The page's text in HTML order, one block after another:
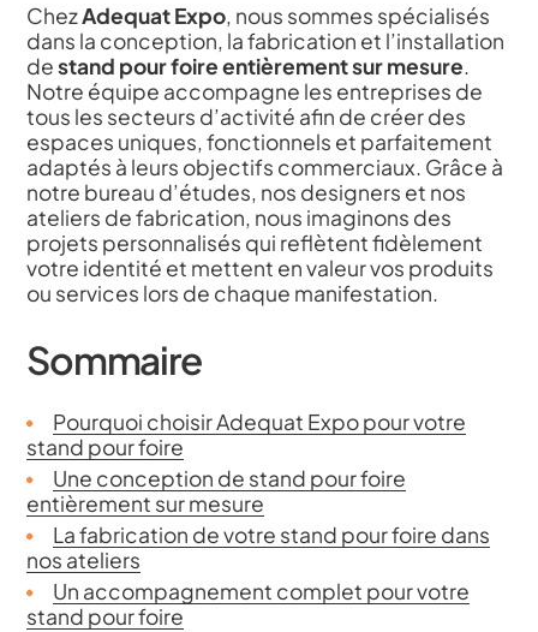
ChezAdequat Expo, nous sommes spécialisés
dans la conception, la fabrication et l’installation
destand pour foire entièrement sur mesure.
Notre équipe accompagne les entreprises de
tous les secteurs d’activité afin de créer des
espaces uniques, fonctionnels et parfaitement
adaptés à leurs objectifs commerciaux. Grâce à
notre bureau d’études, nos designers et nos
ateliers de fabrication, nous imaginons des
projets personnalisés qui reflètent fidèlement
votre identité et mettent en valeur vos produits
ou services lors de chaque manifestation.
Sommaire
Pourquoi choisir Adequat Expo pour votre
stand pour foire
Une conception de stand pour foire
entièrement sur mesure
La fabrication de votre stand pour foire dans
nos ateliers
Un accompagnement complet pour votre
stand pour foire